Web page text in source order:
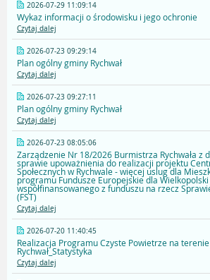
2026-07-29 11:09:14
Wykaz informacji o środowisku i jego ochronie
Czytaj dalej
2026-07-23 09:29:14
Plan ogólny gminy Rychwał
Czytaj dalej
2026-07-23 09:27:11
Plan ogólny gminy Rychwał
Czytaj dalej
2026-07-23 08:05:06
Zarządzenie Nr 18/2026 Burmistrza Rychwała z
sprawie upoważnienia do realizacji projektu
Społecznych w Rychwale - więcej uslug dla
programu Fundusze Europejskie dla Wielkopolski
współfinansowanego z funduszu na rzecz
(FST)
Czytaj dalej
2026-07-20 11:40:45
Realizacja Programu Czyste Powietrze na
Rychwał_Statystyka
Czytaj dalej